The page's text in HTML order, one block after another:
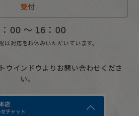
受付
00 〜 16：00
対応をお休みいただいています。
ウインドウよりお問い合わせくださ
い。